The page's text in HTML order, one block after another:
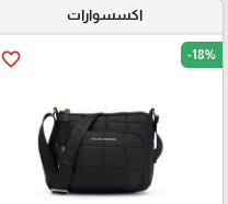
اكسسوارات
favorite_border -18%